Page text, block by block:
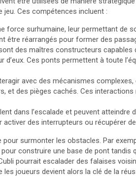
Ces compétences incluent :
force surhumaine, leur permettant de
être réarrangés pour former des
sont des maîtres constructeurs capables
Ces ponts permettent à toute
avec des mécanismes
et des pièges cachés. Ces
dans l’escalade et peuvent atteindre
des interrupteurs ou récupérer
surmonter les obstacles. Par
construire une base de pont tandis
pourrait escalader des falaises
les joueurs devient alors la clé de la